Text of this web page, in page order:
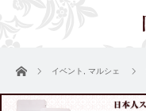
ホーム イベント マルシェ